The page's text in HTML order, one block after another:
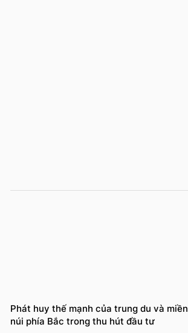
Phát huy thế mạnh của trung du và miền
núi phía Bắc trong thu hút đầu tư